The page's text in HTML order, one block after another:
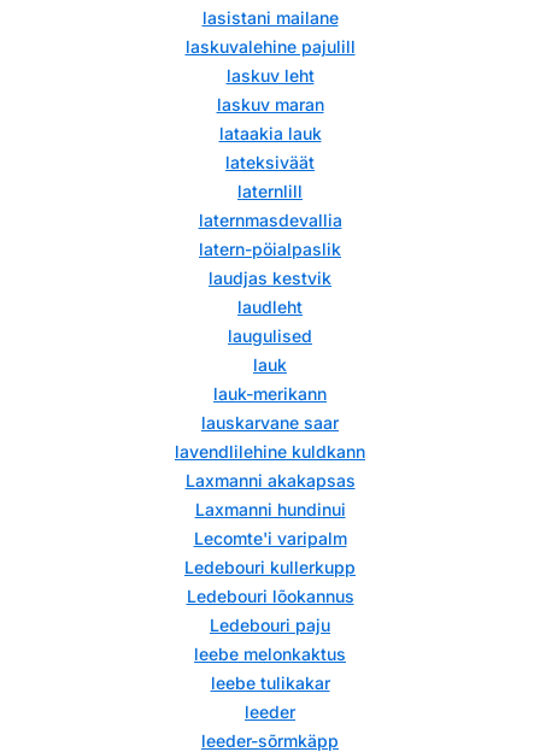
lasistani mailane
laskuvalehine pajulill
laskuv leht
laskuv maran
lataakia lauk
lateksiväät
laternlill
laternmasdevallia
latern-pöialpaslik
laudjas kestvik
laudleht
laugulised
lauk
lauk-merikann
lauskarvane saar
lavendlilehine kuldkann
Laxmanni akakapsas
Laxmanni hundinui
Lecomte'i varipalm
Ledebouri kullerkupp
Ledebouri lõokannus
Ledebouri paju
leebe melonkaktus
leebe tulikakar
leeder
leeder-sõrmkäpp